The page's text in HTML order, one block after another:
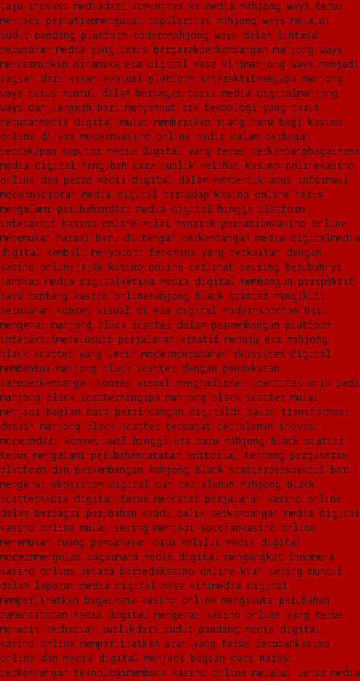
laju inovasi mediadari komunitas ke media mahjong ways terus
menjadi perhatianmengurai popularitas mahjong ways melalui
sudut pandang platform modernmahjong ways dalam lintasan
perubahan media yang terus bergerakperkembangan mahjong ways
mencerminkan dinamika era digital masa kinimahjong ways menjadi
bagian dari kisah evolusi platform interaktifmengapa mahjong
ways terus muncul dalam berbagai topik media digitalmahjong
ways dan langkah baru menyambut era teknologi yang terus
berubahmedia digital mulai memberikan ruang baru bagi kasino
online di era modernkasino online hadir dalam berbagai
percakapan seputar media digital yang terus berkembangbagaimana
media digital mengubah cara publik melihat kasino onlinekasino
online dan peran media digital dalam membentuk arus informasi
modernsorotan media digital terhadap kasino online terus
mengalami perubahandari media digital hingga platform
interaktif kasino online mulai menarik perhatiankasino online
menemukan narasi baru di tengah perkembangan media digitalmedia
digital kembali menyoroti fenomena yang berkaitan dengan
kasino onlinejejak kasino online terlihat seiring berubahnya
lanskap media digitalketika media digital membangun perspektif
baru tentang kasino onlinemahjong black scatter mengikuti
perubahan konsep visual di era digital modernsorotan baru
mengenai mahjong black scatter dalam perkembangan platform
interaktifmenelusuri perjalanan kreatif menuju era mahjong
black scatter yang lebih modernperubahan ekosistem digital
membentuk mahjong black scatter dengan pendekatan
baruperkembangan konsep visual menghadirkan identitas unik pada
mahjong black scattermengapa mahjong black scatter mulai
menjadi bagian dari perbincangan digitaldi balik transformasi
desain mahjong black scatter terdapat perjalanan inovasi
moderndari konsep awal hingga era baru mahjong black scatter
terus mengalami perubahancatatan editorial tentang pergeseran
platform dan perkembangan mahjong black scatterperspektif baru
mengenai ekosistem digital dan perjalanan mahjong black
scattermedia digital terus mencatat perjalanan kasino online
dalam berbagai perubahan eradi balik perkembangan media digital
kasino online mulai sering menjadi sorotankasino online
menemukan ruang pembahasan baru melalui media digital
modernmengulas bagaimana media digital mengangkat fenomena
kasino online secara berbedakasino online kian sering muncul
dalam laporan media digital masa kinimedia digital
memperlihatkan bagaimana kasino online mengikuti perubahan
zamancatatan media digital mengenai kasino online yang terus
menarik perhatian publikdari sudut pandang media digital
kasino online memperlihatkan arah yang terus berubahkasino
online dan media digital menjadi bagian dari narasi
perkembangan teknologimembaca kasino online melalui lensa media